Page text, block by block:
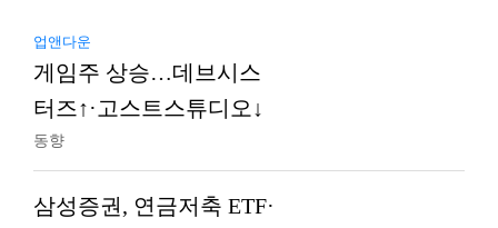
업앤다운
게임주 상승…데브시스
터즈↑·고스트스튜디오↓
동향
삼성증권, 연금저축 ETF·